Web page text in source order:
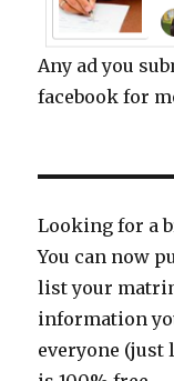
Any ad you
facebook for
Looking for a
You can now
list your
information
everyone (just